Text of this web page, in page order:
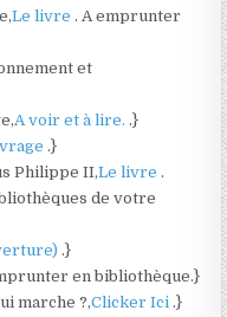
Le livre . A emprunter
et
A voir et à lire. .}
.}
Philippe II,Le livre .
de votre
.}
en bibliothèque.}
marche ?,Clicker Ici .}